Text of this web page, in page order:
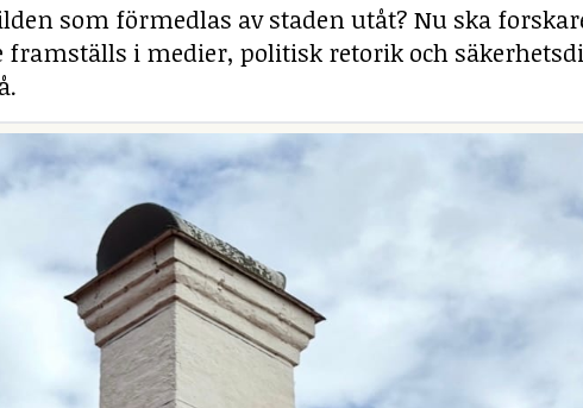
som förmedlas av staden utåt? Nu ska
framställs i medier, politisk retorik och